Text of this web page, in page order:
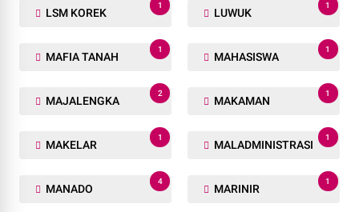
LSM KOREK
1
LUWUK
1
MAFIA TANAH
1
MAHASISWA
1
MAJALENGKA
2
MAKAMAN
1
MAKELAR
1
MALADMINISTRASI
1
MANADO
4
MARINIR
1